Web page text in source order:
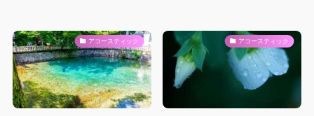
アコースティック アコースティック